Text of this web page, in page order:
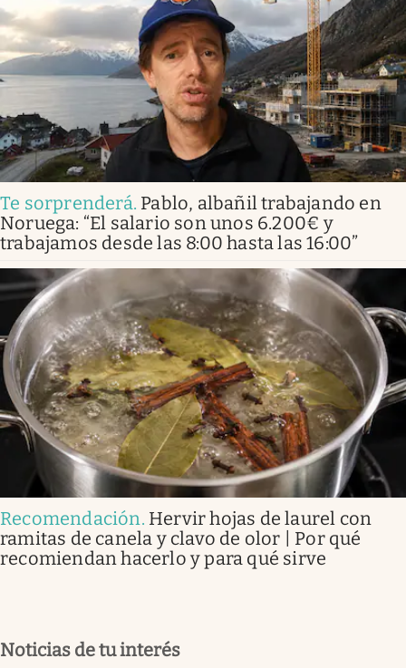
Te sorprenderá. Pablo, albañil trabajando en
Noruega: “El salario son unos 6.200€ y
trabajamos desde las 8:00 hasta las 16:00”
Recomendación. Hervir hojas de laurel con
ramitas de canela y clavo de olor | Por qué
recomiendan hacerlo y para qué sirve
Noticias de tu interés